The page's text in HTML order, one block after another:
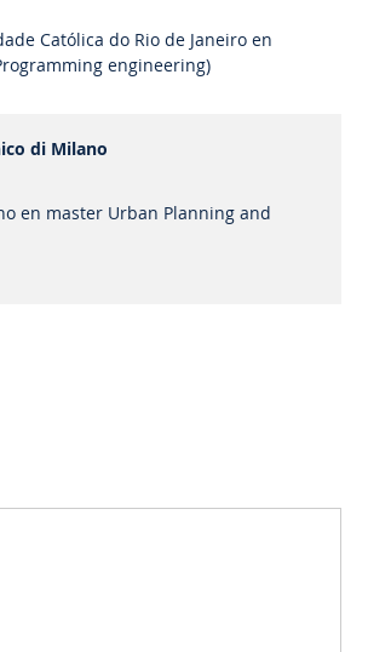
Católica do Rio de Janeiro en
engineering)
di Milano
en master Urban Planning and